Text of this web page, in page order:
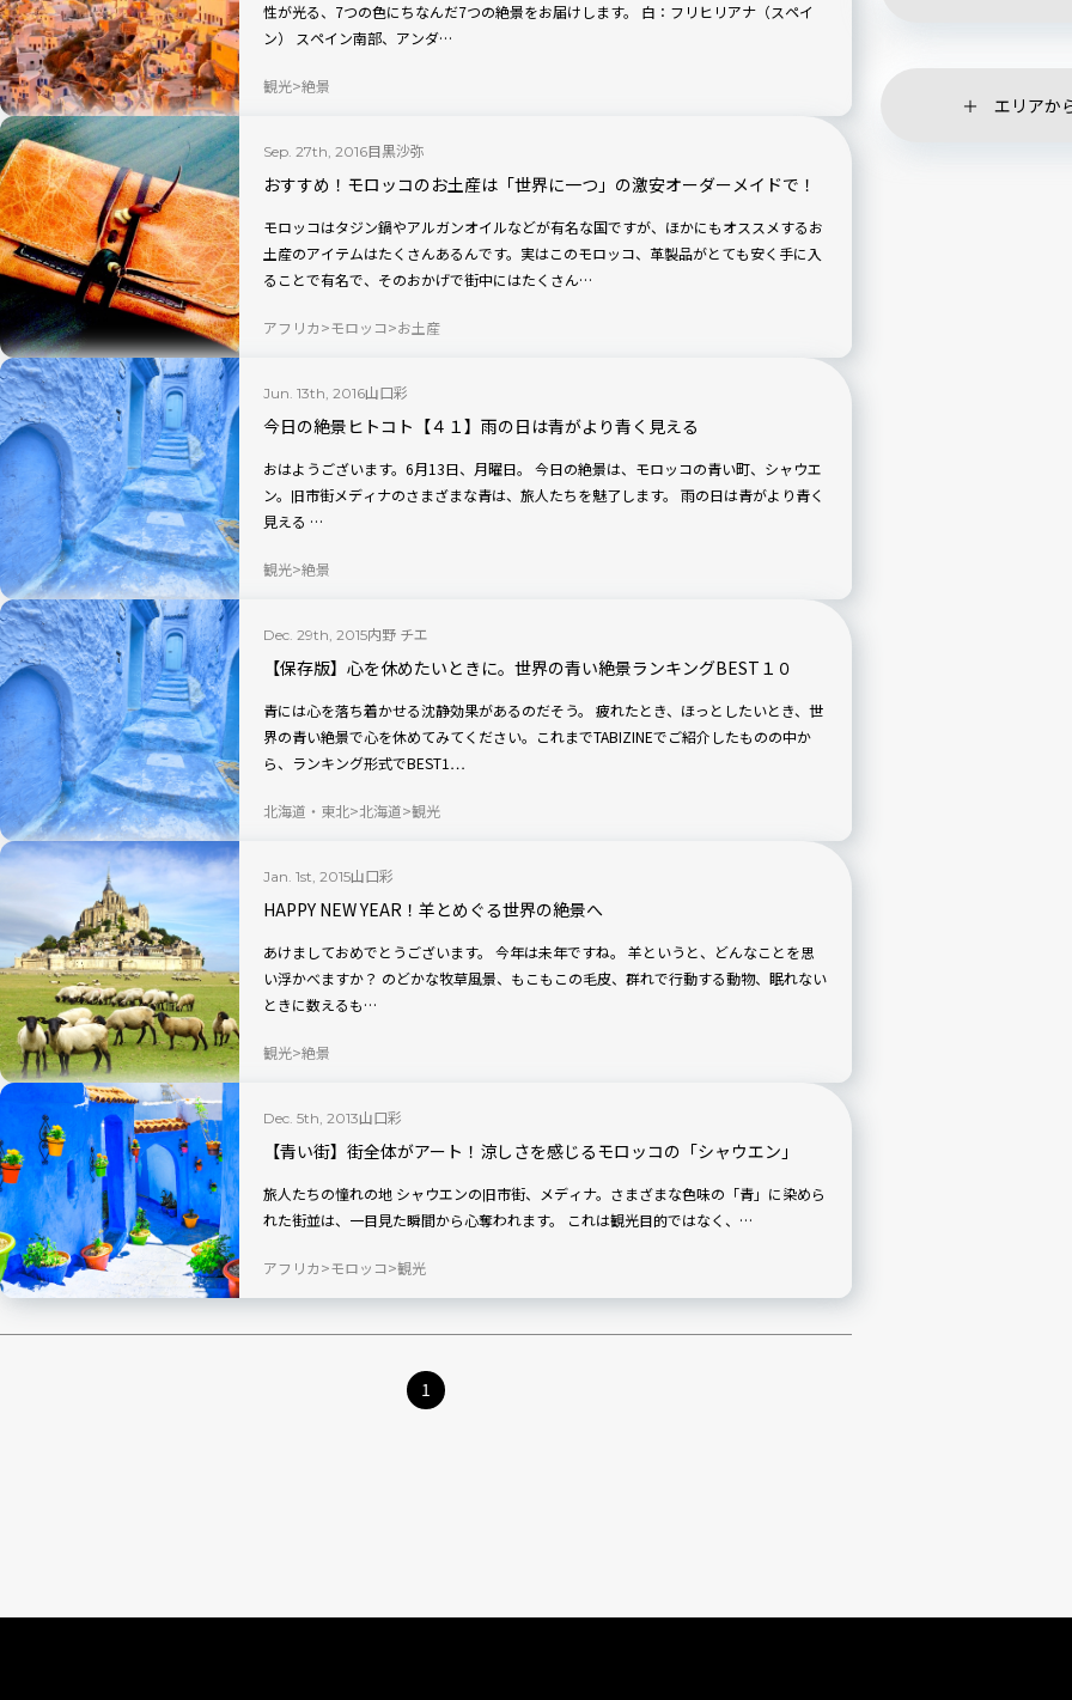
性が光る、7つの色にちなんだ7つの絶景をお届けします。 白：フリヒリアナ（スペイ
ン） スペイン南部、アンダ…
観光 絶景
Sep. 27th, 2016目黒沙弥
おすすめ！モロッコのお土産は「世界に一つ」の激安オーダーメイドで！
モロッコはタジン鍋やアルガンオイルなどが有名な国ですが、ほかにもオススメするお
土産のアイテムはたくさんあるんです。実はこのモロッコ、革製品がとても安く手に入
ることで有名で、そのおかげで街中にはたくさん…
アフリカ モロッコ お土産
Jun. 13th, 2016山口彩
今日の絶景ヒトコト【４１】雨の日は青がより青く見える
おはようございます。6月13日、月曜日。 今日の絶景は、モロッコの青い町、シャウエ
ン。旧市街メディナのさまざまな青は、旅人たちを魅了します。 雨の日は青がより青く
見える …
観光 絶景
Dec. 29th, 2015内野 チエ
【保存版】心を休めたいときに。世界の青い絶景ランキングBEST１０
青には心を落ち着かせる沈静効果があるのだそう。 疲れたとき、ほっとしたいとき、世
界の青い絶景で心を休めてみてください。これまでTABIZINEでご紹介したものの中か
ら、ランキング形式でBEST1…
北海道・東北 北海道 観光
Jan. 1st, 2015山口彩
HAPPY NEW YEAR！羊とめぐる世界の絶景へ
あけましておめでとうございます。 今年は未年ですね。 羊というと、どんなことを思
い浮かべますか？ のどかな牧草風景、もこもこの毛皮、群れで行動する動物、眠れない
ときに数えるも…
観光 絶景
Dec. 5th, 2013山口彩
【青い街】街全体がアート！涼しさを感じるモロッコの「シャウエン」
旅人たちの憧れの地 シャウエンの旧市街、メディナ。さまざまな色味の「青」に染めら
れた街並は、一目見た瞬間から心奪われます。 これは観光目的ではなく、…
アフリカ モロッコ 観光
1
エリアか